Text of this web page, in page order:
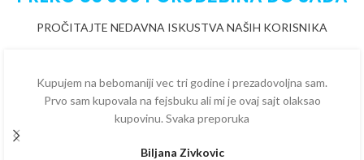
PROČITAJTE NEDAVNA ISKUSTVA NAŠIH KORISNIKA
Kupujem na bebomaniji vec tri godine i prezadovoljna sam.
Prvo sam kupovala na fejsbuku ali mi je ovaj sajt olaksao
kupovinu. Svaka preporuka
Biljana Zivkovic